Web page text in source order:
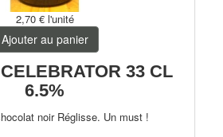
2,70 € l'unité
Ajouter au panier
33 CL
6.5%
noir Réglisse. Un must !